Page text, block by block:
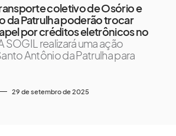
coletivo de Osório e
da Patrulha poderão trocar
por créditos eletrônicos no
SOGIL realizará uma ação
Antônio da Patrulha para
29 de setembro de 2025